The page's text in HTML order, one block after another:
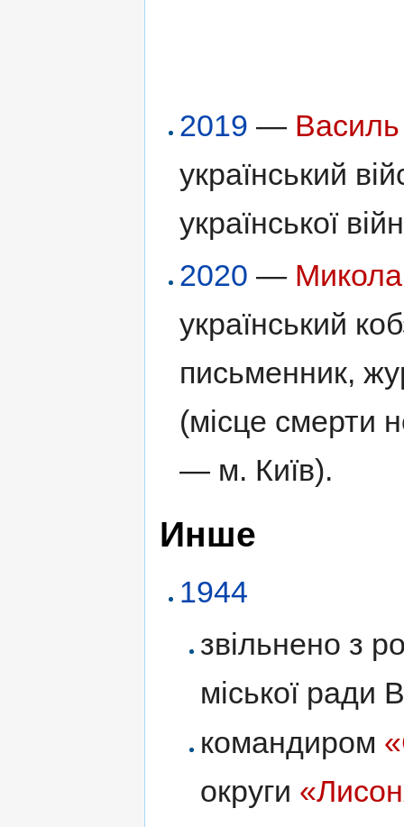
2019 —
український
української
2020 —
український
письменник,
(місце смерти
— м. Київ).
Инше
1944
звільнено з
міської ради
командиром
округи